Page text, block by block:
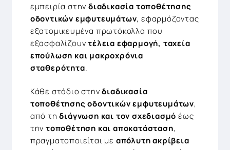
εμπειρία στηνδιαδικασία τοποθέτησης
οδοντικών εμφυτευμάτων, εφαρμόζοντας
εξατομικευμένα πρωτόκολλα που
εξασφαλίζουντέλεια εφαρμογή, ταχεία
επούλωση και μακροχρόνια
σταθερότητα.
Κάθε στάδιο στηνδιαδικασία
τοποθέτησης οδοντικών εμφυτευμάτων,
από τηδιάγνωση και τον σχεδιασμό έως
τηντοποθέτηση και αποκατάσταση,
πραγματοποιείται με απόλυτη ακρίβεια